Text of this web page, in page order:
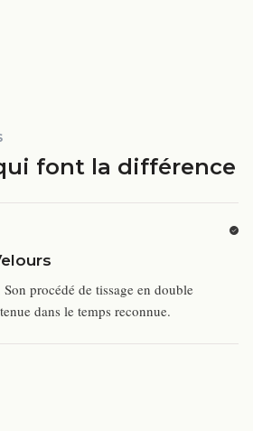
font la différence
procédé de tissage en double
dans le temps reconnue.